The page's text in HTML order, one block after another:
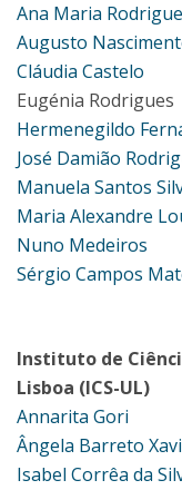
Ana Maria
Augusto
Cláudia Castelo
Eugénia Rodrigues
Hermenegildo
José Damião
Manuela Santos
Maria Alexandre
Nuno Medeiros
Sérgio Campos
Instituto de
Lisboa (ICS-UL)
Annarita Gori
Ângela Barreto
Isabel Corrêa da